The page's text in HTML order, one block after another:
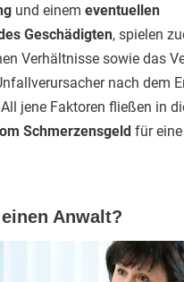
und einem eventuellen
Geschädigten, spielen
Verhältnisse sowie das
nach dem
jene Faktoren fließen in
Schmerzensgeld für
Anwalt?